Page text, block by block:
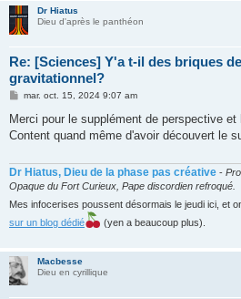
Dr Hiatus
Dieu d'après le panthéon
Re: [Sciences] Y'a t-il des briques
gravitationnel?
M
s
a
mar. oct. 15, 2024 9:07 am
Merci pour le supplément de perspective et
Content quand même d'avoir découvert le
Dr Hiatus, Dieu de la phase pas créative -
Opaque du Fort Curieux, Pape discordien refroqué.
Mes infocerises poussent désormais le jeudi ici, et
sur un blog dédié
(yen a beaucoup plus).
Macbesse
Dieu en cyrillique